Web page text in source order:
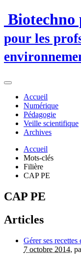
Biotechno
pour les
Accueil
Numérique
Pédagogie
Veille scientifique
Archives
Accueil
Mots-clés
Filière
CAP PE
CAP PE
Articles
Gérer ses recettes
7 octobre 2014,